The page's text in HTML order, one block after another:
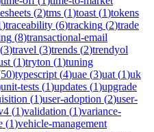
(2)tms (1)toast (1)tokens
)traceability (6)tracking (2)trade
(8)transactional-email
(3)travel (3)trends (2)trendyol
(1)tryton (1)tuning
50)typescript (4)uae (3)uat (1)uk
unit-tests (1)updates (1)upgrade
(1)user-adoption (2)user-
(1)validation (1)variance-
(1)vehicle-management